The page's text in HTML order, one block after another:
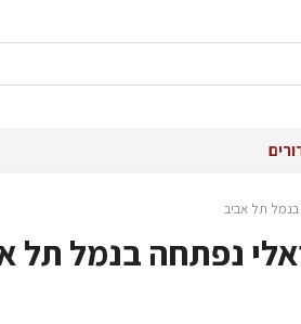
תל אביב
נפתחה בנמל תל